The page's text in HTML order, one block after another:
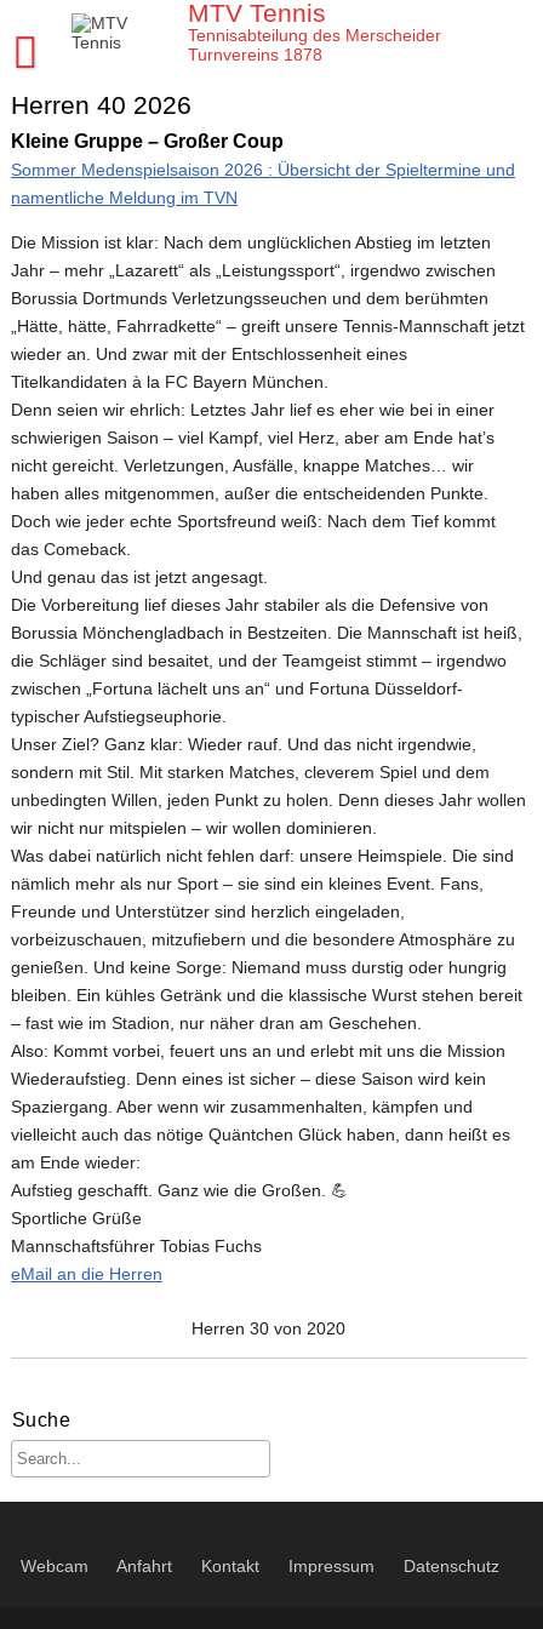
MTV Tennis
Tennisabteilung des Merscheider
Turnvereins 1878
Startseite MTV Tennis
Sponsoren
Verein
MTV Tennis Abteilungsleitung
Anleitungen und Infos
Platz- und Spielordnung
Vereinssatzung
Unsere Tennis Anlage
Chronik zu 40 Jahre MTV Tennisabteilung
Mitglied im MTV / Schnupperjahr / Begrüßung
10 Gründe für den MTV
Gastspieler
Events der MTV Tennisabteilung
Mannschaften
Damen 40
Damen 50 2026
Herren 1. Mannschaft
Herren 2. Mannschaft
Herren 40
Herren 50
Herren 55
Herren 60
Hobby Herren
Jugendmannschaften im MTV
Jugend
Tenniscamps im MTV
Jugendmannschaften im MTV
Kreismeisterschaften Jugend
Midcourt und Kleinfeld Tennis im Bergischen Land
Clubmeisterschaften im MTV
Regeln für die Clubmeisterschaften
Medenspiele Sommer 2024
Das neue LK System seit 2020
Verbandspokal Sommer 2024
Steffi Becker Cup 2025
Tennis Training im MTV
Tim
Moritz
Trainingskalender
Aktuelles
Presseartikel
Arbeitseinsatz im MTV
Vereinskalender
MTV Platzbuchung
MTV Kollektion 2022 – 2024
LK Single Race
Spielerbörse Tennispartner gesucht ?
Herren 40 2026
Kleine Gruppe – Großer Coup
Sommer Medenspielsaison 2026 : Übersicht der Spieltermine und
namentliche Meldung im TVN
Die Mission ist klar: Nach dem unglücklichen Abstieg im letzten
Jahr – mehr „Lazarett“ als „Leistungssport“, irgendwo zwischen
Borussia Dortmunds Verletzungsseuchen und dem berühmten
„Hätte, hätte, Fahrradkette“ – greift unsere Tennis-Mannschaft jetzt
wieder an. Und zwar mit der Entschlossenheit eines
Titelkandidaten à la FC Bayern München.
Denn seien wir ehrlich: Letztes Jahr lief es eher wie bei in einer
schwierigen Saison – viel Kampf, viel Herz, aber am Ende hat’s
nicht gereicht. Verletzungen, Ausfälle, knappe Matches… wir
haben alles mitgenommen, außer die entscheidenden Punkte.
Doch wie jeder echte Sportsfreund weiß: Nach dem Tief kommt
das Comeback.
Und genau das ist jetzt angesagt.
Die Vorbereitung lief dieses Jahr stabiler als die Defensive von
Borussia Mönchengladbach in Bestzeiten. Die Mannschaft ist heiß,
die Schläger sind besaitet, und der Teamgeist stimmt – irgendwo
zwischen „Fortuna lächelt uns an“ und Fortuna Düsseldorf-
typischer Aufstiegseuphorie.
Unser Ziel? Ganz klar: Wieder rauf. Und das nicht irgendwie,
sondern mit Stil. Mit starken Matches, cleverem Spiel und dem
unbedingten Willen, jeden Punkt zu holen. Denn dieses Jahr wollen
wir nicht nur mitspielen – wir wollen dominieren.
Was dabei natürlich nicht fehlen darf: unsere Heimspiele. Die sind
nämlich mehr als nur Sport – sie sind ein kleines Event. Fans,
Freunde und Unterstützer sind herzlich eingeladen,
vorbeizuschauen, mitzufiebern und die besondere Atmosphäre zu
genießen. Und keine Sorge: Niemand muss durstig oder hungrig
bleiben. Ein kühles Getränk und die klassische Wurst stehen bereit
– fast wie im Stadion, nur näher dran am Geschehen.
Also: Kommt vorbei, feuert uns an und erlebt mit uns die Mission
Wiederaufstieg. Denn eines ist sicher – diese Saison wird kein
Spaziergang. Aber wenn wir zusammenhalten, kämpfen und
vielleicht auch das nötige Quäntchen Glück haben, dann heißt es
am Ende wieder:
Aufstieg geschafft. Ganz wie die Großen. 💪
Sportliche Grüße
Mannschaftsführer Tobias Fuchs
eMail an die Herren
Herren 30 von 2020
Suche
Webcam Anfahrt Kontakt Impressum Datenschutz